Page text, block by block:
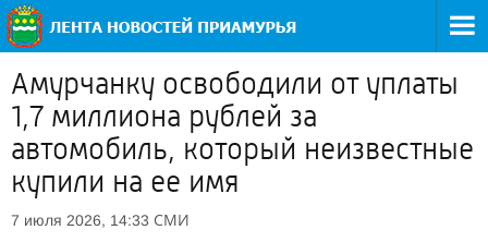
Амурчанку освободили от уплаты
1,7 миллиона рублей за
автомобиль, который неизвестные
купили на ее имя
7 июля 2026, 14:33 СМИ